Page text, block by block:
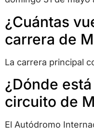
¿Cuántas
carrera de
La carrera principal
¿Dónde
circuito de
El Autódromo